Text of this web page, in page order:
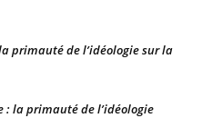
primauté de l’idéologie sur la
: la primauté de l’idéologie